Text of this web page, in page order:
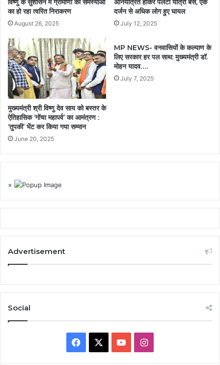
विष्णु के सुशासन में ग्रामीणों की समस्याओं
का हो रहा त्वरित निराकरण
August 26, 2025
अनियंत्रित होकर पलटी यात्री बस, एक
दर्जन से अधिक लोग हुए घायल
July 12, 2025
मुख्यमंत्री श्री विष्णु देव साय को बस्तर के
ऐतिहासिक ‘गोंचा महापर्व’ का आमंत्रण :
‘तुपकी’ भेंट कर किया गया सम्मान
June 20, 2025
MP NEWS- वनवासियों के कल्याण के
लिए सरकार हर पल साथ: मुख्यमंत्री डॉ.
मोहन यादव….
July 7, 2025
×
Advertisement
Social
Facebook YouTubeInstagram